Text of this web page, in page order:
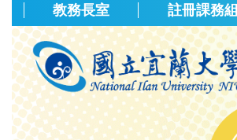
教務長室 註冊課務組